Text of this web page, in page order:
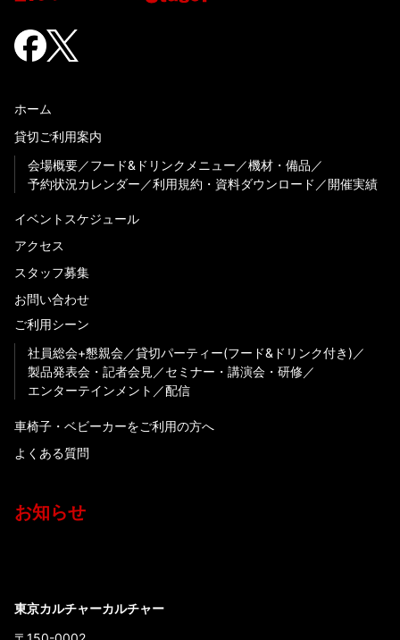
ホーム
貸切ご利用案内
会場概要
フード&ドリンクメニュー
機材・備品
予約状況カレンダー
利用規約・資料ダウンロード 開催実績
イベントスケジュール
アクセス
スタッフ募集
お問い合わせ
ご利用シーン
社員総会+懇親会
貸切パーティー(フード&ドリンク付き)
製品発表会・記者会見
セミナー・講演会・研修
エンターテインメント
配信
車椅子・ベビーカーをご利用の方へ
よくある質問
お知らせ
東京カルチャーカルチャー